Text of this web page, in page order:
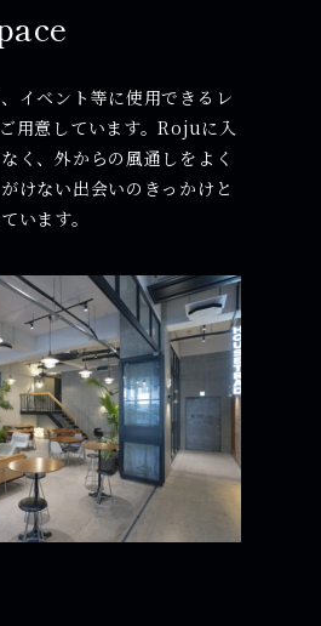
イベント等に使用できるレ
用意しています。Rojuに入
く、外からの風通しをよく
けない出会いのきっかけと
います。